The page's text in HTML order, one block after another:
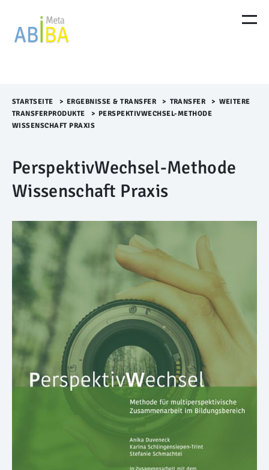
STARTSEITE >​ ERGEBNISSE & TRANSFER >​ TRANSFER >​ WEITERE
TRANSFERPRODUKTE
>​ PERSPEKTIVWECHSEL-METHODE
WISSENSCHAFT PRAXIS
PerspektivWechsel-Methode
Wissenschaft Praxis